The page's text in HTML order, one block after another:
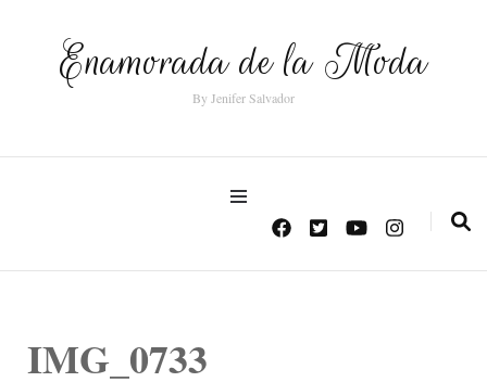
Enamorada de la Moda
By Jenifer Salvador
IMG_0733